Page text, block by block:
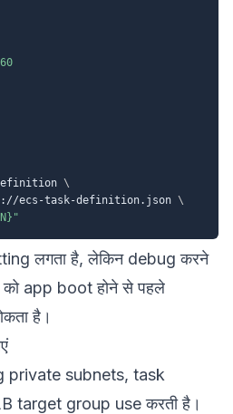
\
ecs-task-definition.json
\
"
लगता है, लेकिन debug करने
को app boot होने से पहले
है।
private subnets, task
target group use करती है।